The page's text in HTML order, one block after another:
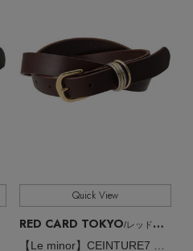
全てのパターン
全てのサイズ
全ての価格
Quick View
RED CARD TOKYO/レッドカード トーキョー